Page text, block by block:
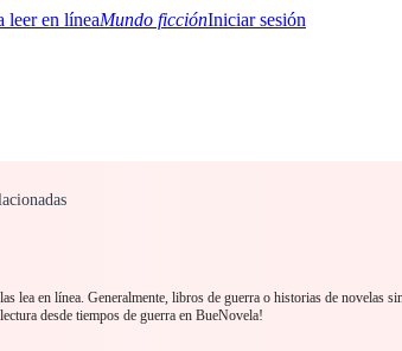
Mundo ficciónIniciar sesión
lea en línea. Generalmente, libros de guerra o historias de novelas
desde tiempos de guerra en BueNovela!